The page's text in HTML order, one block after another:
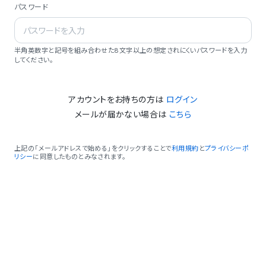
パスワード
半角英数字と記号を組み合わせた8文字以上の想定されにくいパスワードを入力
してください。
アカウントをお持ちの方は ログイン
メールが届かない場合は こちら
上記の「メールアドレスで始める」をクリックすることで利用規約 とプライバシーポ
リシーに同意したものとみなされます。